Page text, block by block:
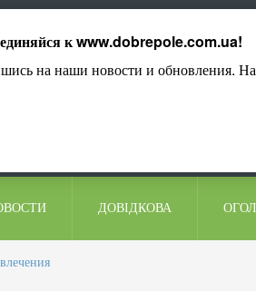
ДОВІДКОВА
кwww.dobrepole.com.ua!
на наши новости и обновления.